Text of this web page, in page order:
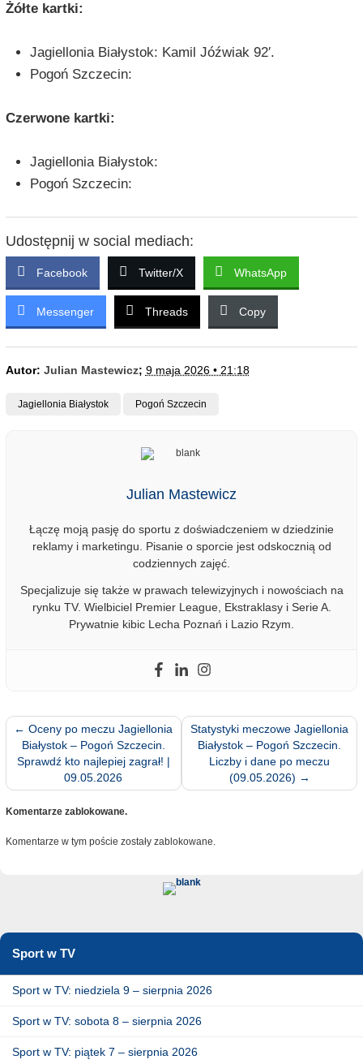
Żółte kartki:
Jagiellonia Białystok: Kamil Jóźwiak 92′.
Pogoń Szczecin:
Czerwone kartki:
Jagiellonia Białystok:
Pogoń Szczecin:
Udostępnij w social mediach:
Facebook Twitter/X WhatsApp
Messenger Threads Copy
Autor: Julian Mastewicz; 9 maja 2026 • 21:18
Jagiellonia Białystok Pogoń Szczecin
Julian Mastewicz
Łączę moją pasję do sportu z doświadczeniem w dziedzinie
reklamy i marketingu. Pisanie o sporcie jest odskocznią od
codziennych zajęć.
Specjalizuje się także w prawach telewizyjnych i nowościach na
rynku TV. Wielbiciel Premier League, Ekstraklasy i Serie A.
Prywatnie kibic Lecha Poznań i Lazio Rzym.
← Oceny po meczu Jagiellonia
Białystok – Pogoń Szczecin.
Sprawdź kto najlepiej zagrał! |
09.05.2026
Statystyki meczowe Jagiellonia
Białystok – Pogoń Szczecin.
Liczby i dane po meczu
(09.05.2026) →
Komentarze zablokowane.
Komentarze w tym poście zostały zablokowane.
Sport w TV
Sport w TV: niedziela 9 – sierpnia 2026
Sport w TV: sobota 8 – sierpnia 2026
Sport w TV: piątek 7 – sierpnia 2026